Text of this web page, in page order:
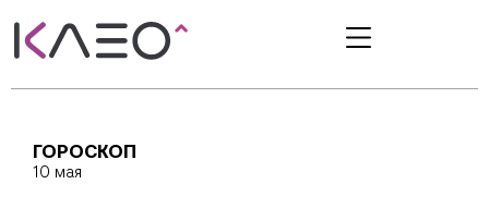
ГОРОСКОП
10 мая